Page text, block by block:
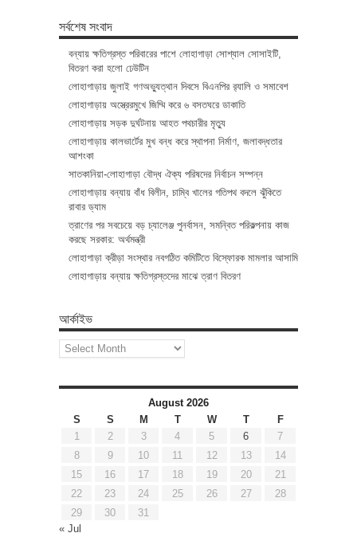
সর্বশেষ সংবাদ
বন্যায় ক্ষতিগ্রস্ত পরিবারের পাশে লোহাগাড়া সোশ্যাল সোসাইটি,
বিতরণ করা হলো ঢেউটিন
লোহাগাড়ায় জুলাই গণঅভ্যুত্থান দিবসে বিএনপির র‌্যালি ও সমাবেশ
লোহাগাড়ায় অস্ত্রেরমুখে জিম্মি করে ৬ বসতঘরে ডাকাতি
লোহাগাড়ায় সড়ক দুর্ঘটনায় আহত পথচারীর মৃত্যু
লোহাগাড়ায় কালভার্টের মুখ বন্ধ করে স্থাপনা নির্মাণ, জলাবদ্ধতার
আশংকা
সাতকানিয়া-লোহাগাড়া বৌদ্ধ ঐক্য পরিষদের নির্বাচন সম্পন্ন
লোহাগাড়ায় বন্যায় বাঁধ বিলীন, চাম্বি খালের গতিপথ বদলে ঝুঁকিতে
রাবার ড্যাম
ত্রাণের পর সবচেয়ে বড় চ্যালেঞ্জ পুনর্বাসন, সমন্বিত পরিকল্পনায় কাজ
করছে সরকার: অর্থমন্ত্রী
লোহাগাড়া ক্রীড়া সংস্থার নবগঠিত কমিটিতে বিস্ফোরক মামলার আসামি
লোহাগাড়ায় বন্যায় ক্ষতিগ্রস্তদের মাঝে ত্রাণ বিতরণ
আর্কাইভ
আর্কাইভ
August 2026
S
S M T W T
F
1
2 3 4 5 6
7
8
9 10 11 12 13
14
15
16 17 18 19 20
21
22
23 24 25 26 27
28
29
30
31
« Jul